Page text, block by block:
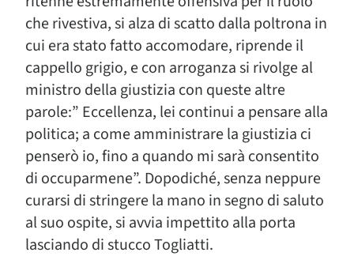
che rivestiva, si alza di scatto dalla poltrona in
cui era stato fatto accomodare, riprende il
cappello grigio, e con arroganza si rivolge al
ministro della giustizia con queste altre
parole:” Eccellenza, lei continui a pensare alla
politica; a come amministrare la giustizia ci
penserò io, fino a quando mi sarà consentito
di occuparmene”. Dopodiché, senza neppure
curarsi di stringere la mano in segno di saluto
al suo ospite, si avvia impettito alla porta
lasciando di stucco Togliatti.